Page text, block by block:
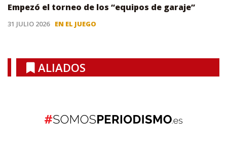
Empezó el torneo de los “equipos de garaje”
31 JULIO 2026 EN EL JUEGO
ALIADOS